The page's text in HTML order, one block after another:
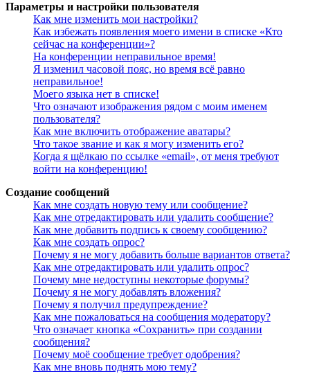
Параметры и настройки пользователя
Как мне изменить мои настройки?
Как избежать появления моего имени в списке «Кто
сейчас на конференции»?
На конференции неправильное время!
Я изменил часовой пояс, но время всё равно
неправильное!
Моего языка нет в списке!
Что означают изображения рядом с моим именем
пользователя?
Как мне включить отображение аватары?
Что такое звание и как я могу изменить его?
Когда я щёлкаю по ссылке «email», от меня требуют
войти на конференцию!
Создание сообщений
Как мне создать новую тему или сообщение?
Как мне отредактировать или удалить сообщение?
Как мне добавить подпись к своему сообщению?
Как мне создать опрос?
Почему я не могу добавить больше вариантов ответа?
Как мне отредактировать или удалить опрос?
Почему мне недоступны некоторые форумы?
Почему я не могу добавлять вложения?
Почему я получил предупреждение?
Как мне пожаловаться на сообщения модератору?
Что означает кнопка «Сохранить» при создании
сообщения?
Почему моё сообщение требует одобрения?
Как мне вновь поднять мою тему?